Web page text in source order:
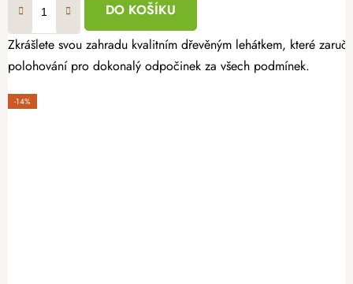
DO KOŠÍKU
Zkrášlete svou zahradu kvalitním dřevěným lehátkem, které
polohování pro dokonalý odpočinek za všech podmínek.
-14%